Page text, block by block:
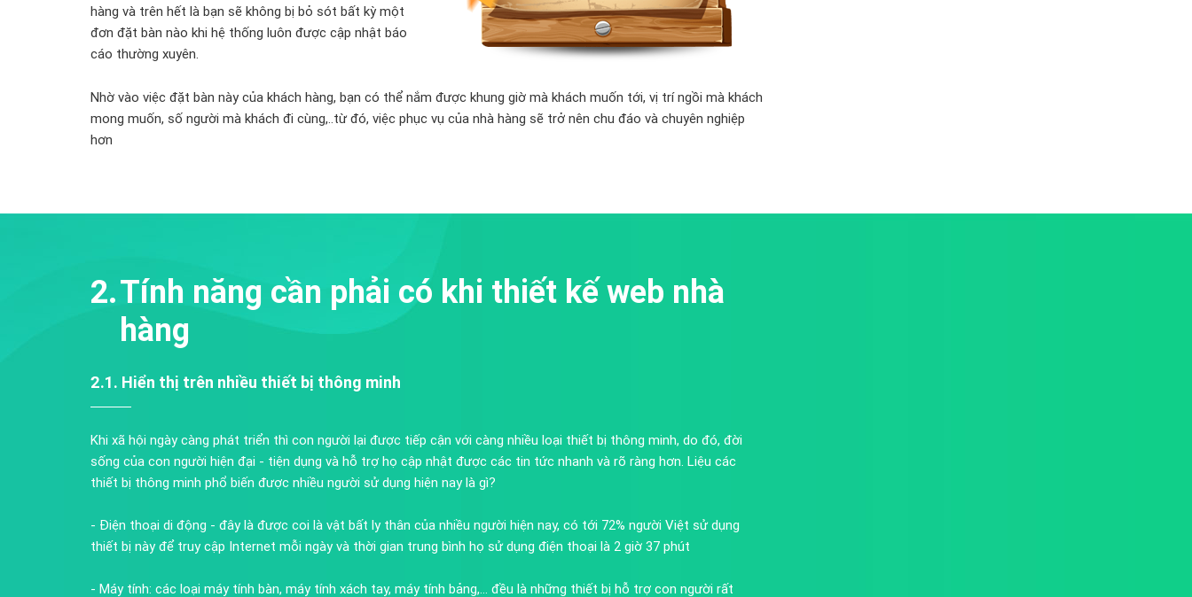
hàng và trên hết là bạn sẽ không bị bỏ sót bất kỳ một
đơn đặt bàn nào khi hệ thống luôn được cập nhật báo
cáo thường xuyên.
Nhờ vào việc đặt bàn này của khách hàng, bạn có thể nắm được khung giờ mà khách muốn tới, vị trí ngồi mà khách
mong muốn, số người mà khách đi cùng,..từ đó, việc phục vụ của nhà hàng sẽ trở nên chu đáo và chuyên nghiệp
hơn
Tính năng cần phải có khi thiết kế web nhà
hàng
2.1. Hiển thị trên nhiều thiết bị thông minh
Khi xã hội ngày càng phát triển thì con người lại được tiếp cận với càng nhiều loại thiết bị thông minh, do đó, đời
sống của con người hiện đại - tiện dụng và hỗ trợ họ cập nhật được các tin tức nhanh và rõ ràng hơn. Liệu các
thiết bị thông minh phổ biến được nhiều người sử dụng hiện nay là gì?
- Điện thoại di động - đây là được coi là vật bất ly thân của nhiều người hiện nay, có tới 72% người Việt sử dụng
thiết bị này để truy cập Internet mỗi ngày và thời gian trung bình họ sử dụng điện thoại là 2 giờ 37 phút
- Máy tính: các loại máy tính bàn, máy tính xách tay, máy tính bảng,... đều là những thiết bị hỗ trợ con người rất